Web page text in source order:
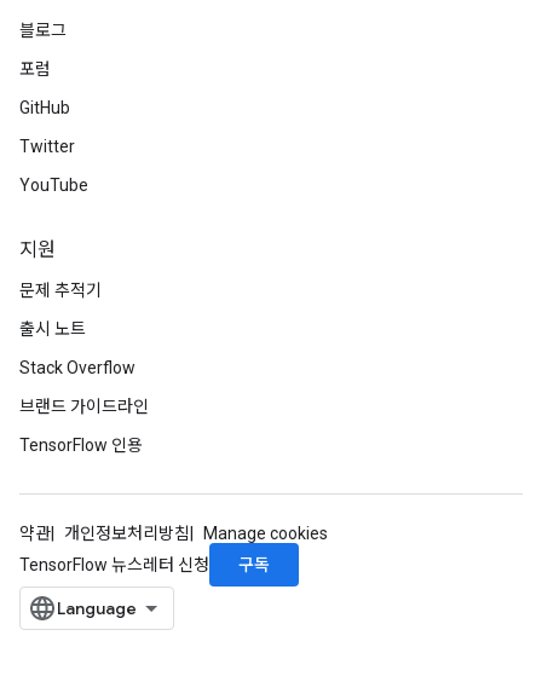
블로그
포럼
GitHub
Twitter
YouTube
지원
문제 추적기
출시 노트
Stack Overflow
브랜드 가이드라인
TensorFlow 인용
약관 개인정보처리방침
Manage cookies
TensorFlow 뉴스레터 신청
구독